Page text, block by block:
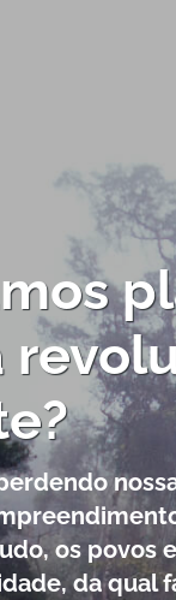
os povos
da qual